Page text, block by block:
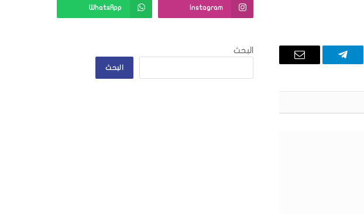
تيلقرام
البريد
الإلكتروني
Instagram
WhatsApp
البحث
البحث